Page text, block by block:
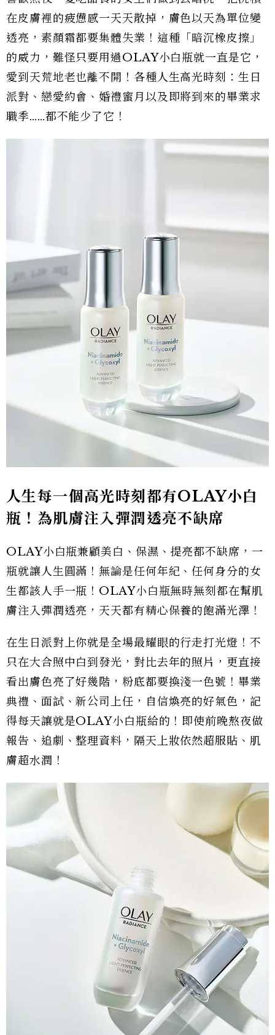
在皮膚裡的疲憊感一天天散掉，膚色以天為單位變
透亮，素顏霜都要集體失業！這種「暗沉橡皮擦」
的威力，難怪只要用過OLAY小白瓶就一直是它，
愛到天荒地老也離不開！各種人生高光時刻：生日
派對、戀愛約會、婚禮蜜月以及即將到來的畢業求
職季……都不能少了它！
人生每一個高光時刻都有OLAY小白
瓶！為肌膚注入彈潤透亮不缺席
OLAY小白瓶兼顧美白、保濕、提亮都不缺席，一
瓶就讓人生圓滿！無論是任何年紀、任何身分的女
生都該人手一瓶！OLAY小白瓶無時無刻都在幫肌
膚注入彈潤透亮，天天都有精心保養的飽滿光澤！
在生日派對上你就是全場最耀眼的行走打光燈！不
只在大合照中白到發光，對比去年的照片，更直接
看出膚色亮了好幾階，粉底都要換淺一色號！畢業
典禮、面試、新公司上任，自信煥亮的好氣色，記
得每天讓就是OLAY小白瓶給的！即使前晚熬夜做
報告、追劇、整理資料，隔天上妝依然超服貼、肌
膚超水潤！